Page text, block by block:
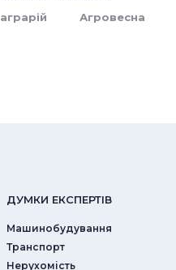
аграрій Агровесна
ДУМКИ ЕКСПЕРТIВ
Машинобудування
Транспорт
Нерухомість